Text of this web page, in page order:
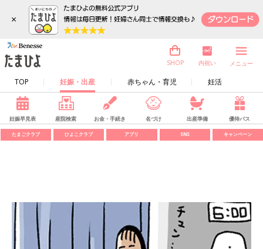
×
TOP 妊娠・出産 赤ちゃん・育児 妊活
SHOP 内祝い メニュー
妊娠早見表 産院検索 お金・手続き 名づけ 出産準備 優待パス
たまごクラブ ひよこクラブ アプリ SNS キャンペーン